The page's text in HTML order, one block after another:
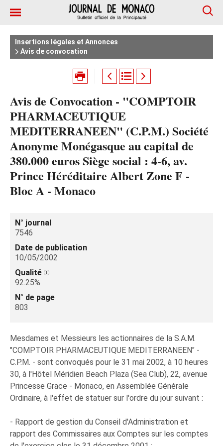
Insertions légales et Annonces
Avis de convocation
Avis de Convocation - "COMPTOIR
PHARMACEUTIQUE
MEDITERRANEEN" (C.P.M.) Société
Anonyme Monégasque au capital de
380.000 euros Siège social : 4-6, av.
Prince Héréditaire Albert Zone F -
Bloc A - Monaco
N° journal
7546
Date de publication
10/05/2002
Qualité
92.25%
N° de page
803
Mesdames et Messieurs les actionnaires de la S.A.M.
"COMPTOIR PHARMACEUTIQUE MEDITERRANEEN" -
C.P.M. - sont convoqués pour le 31 mai 2002, à 10 heures
30, à l'Hôtel Méridien Beach Plaza (Sea Club), 22, avenue
Princesse Grace - Monaco, en Assemblée Générale
Ordinaire, à l'effet de statuer sur l'ordre du jour suivant :
- Rapport de gestion du Conseil d'Administration et
rapport des Commissaires aux Comptes sur les comptes